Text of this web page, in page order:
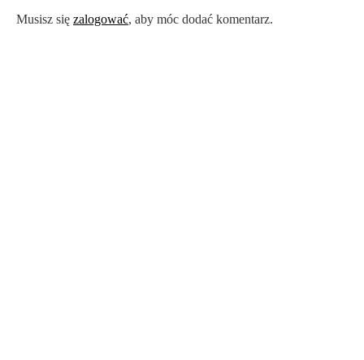
Musisz się zalogować, aby móc dodać komentarz.